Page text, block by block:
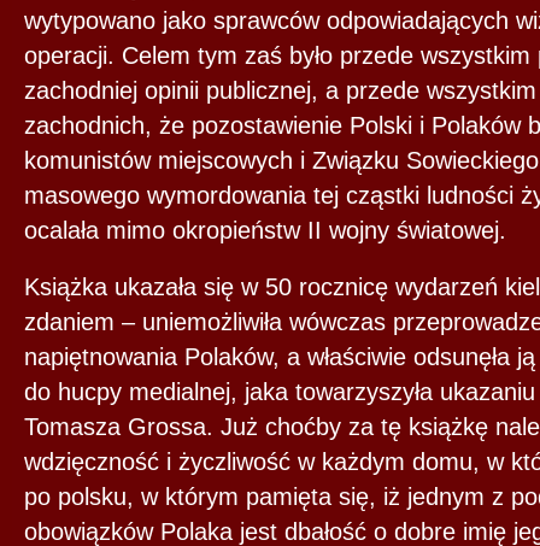
wytypowano jako sprawców odpowiadających
operacji. Celem tym zaś było przede wszystkim
zachodniej opinii publicznej, a przede
zachodnich, że pozostawienie Polski i Polaków
komunistów miejscowych i Związku
masowego wymordowania tej cząstki ludności
ocalała mimo okropieństw II wojny światowej.
Książka ukazała się w 50 rocznicę wydarzeń
zdaniem – uniemożliwiła wówczas
napiętnowania Polaków, a właściwie odsunęła
do hucpy medialnej, jaka towarzyszyła
Tomasza Grossa. Już choćby za tę książkę
wdzięczność i życzliwość w każdym domu, w
po polsku, w którym pamięta się, iż jednym z
obowiązków Polaka jest dbałość o dobre imię